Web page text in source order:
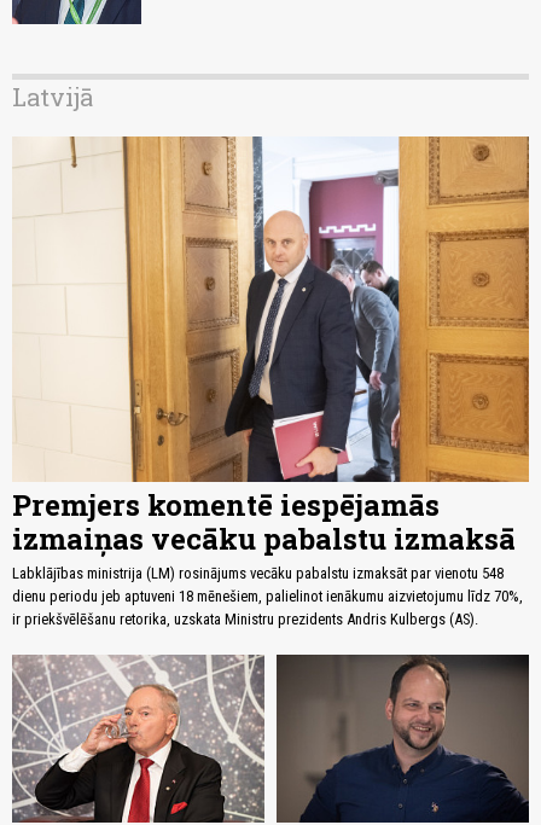
Latvijā
Premjers komentē iespējamās
izmaiņas vecāku pabalstu izmaksā
Labklājības ministrija (LM) rosinājums vecāku pabalstu izmaksāt par vienotu 548
dienu periodu jeb aptuveni 18 mēnešiem, palielinot ienākumu aizvietojumu līdz 70%,
ir priekšvēlēšanu retorika, uzskata Ministru prezidents Andris Kulbergs (AS).